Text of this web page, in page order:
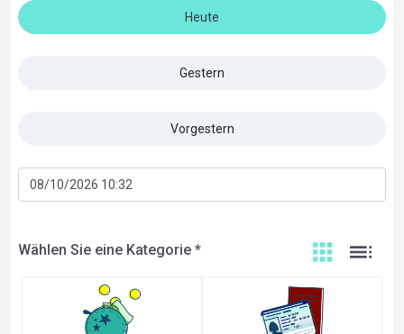
Heute
Gestern
Vorgestern
Wählen Sie eine Kategorie *